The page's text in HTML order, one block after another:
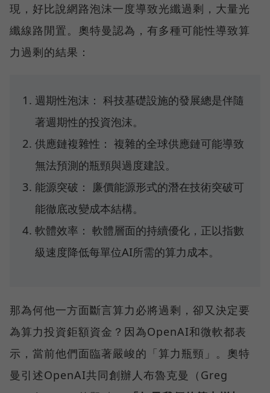
現，好比說網路泡沫一度導致光纖過剩，大量光
纖線路閒置。奧特曼認為，有多種可能性導致算
力過剩的結果：
週期性泡沫： 科技基礎設施的發展總是伴隨
著週期性的投資泡沫。
供應鏈複雜性： 複雜的全球供應鏈可能導致
無法預測的瓶頸與過度建設。
能源突破： 廉價能源形式的潛在技術突破可
能徹底改變成本結構。
軟體效率： 軟體層面的持續優化，正以指數
級速度降低每單位AI所需的算力成本。
那為何他一方面斷言算力必將過剩，卻又決定要
為算力投資鉅額資金？因為OpenAI和微軟都表
示，當前他們面臨著嚴峻的「算力瓶頸」。奧特
曼引述OpenAI共同創辦人布魯克曼（Greg